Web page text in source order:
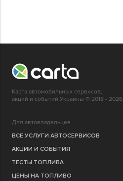
Карта автомобильных сервисов,
акций и событий Украины © 2018 - 2026
Для автовладельцев
ВСЕ УСЛУГИ АВТОСЕРВИСОВ
АКЦИИ И СОБЫТИЯ
ТЕСТЫ ТОПЛИВА
ЦЕНЫ НА ТОПЛИВО